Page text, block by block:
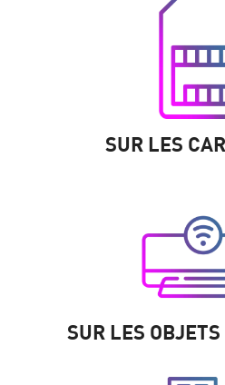
SUR LES
SUR LES